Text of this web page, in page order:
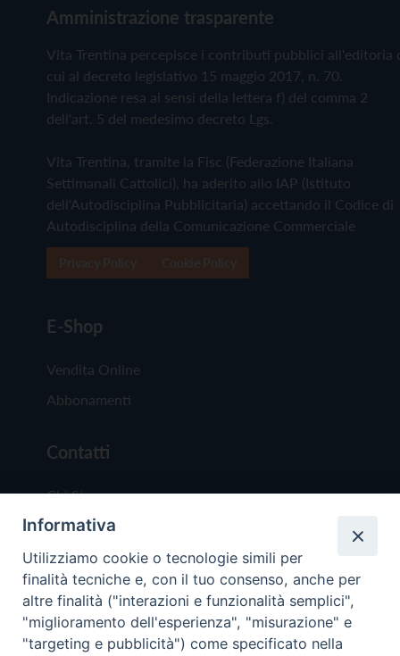
Amministrazione trasparente
Vita Trentina percepisce i contributi pubblici all'editoria
cui al decreto legislativo 15 maggio 2017, n. 70.
Indicazione resa ai sensi della lettera f) del comma 2
dell'art. 5 del medesimo decreto Lgs.
Vita Trentina, tramite la Fisc (Federazione Italiana
Settimanali Cattolici), ha aderito allo IAP (Istituto
dell'Autodisciplina Pubblicitaria) accettando il Codice di
Autodisciplina della Comunicazione Commerciale
E-Shop
Vendita Online
Abbonamenti
Contatti
Chi Siamo
Redazione
Scrivici
Informativa
Utilizziamo cookie o tecnologie simili per
finalità tecniche e, con il tuo consenso, anche per
altre finalità ("interazioni e funzionalità semplici",
"miglioramento dell'esperienza", "misurazione" e
"targeting e pubblicità") come specificato nella